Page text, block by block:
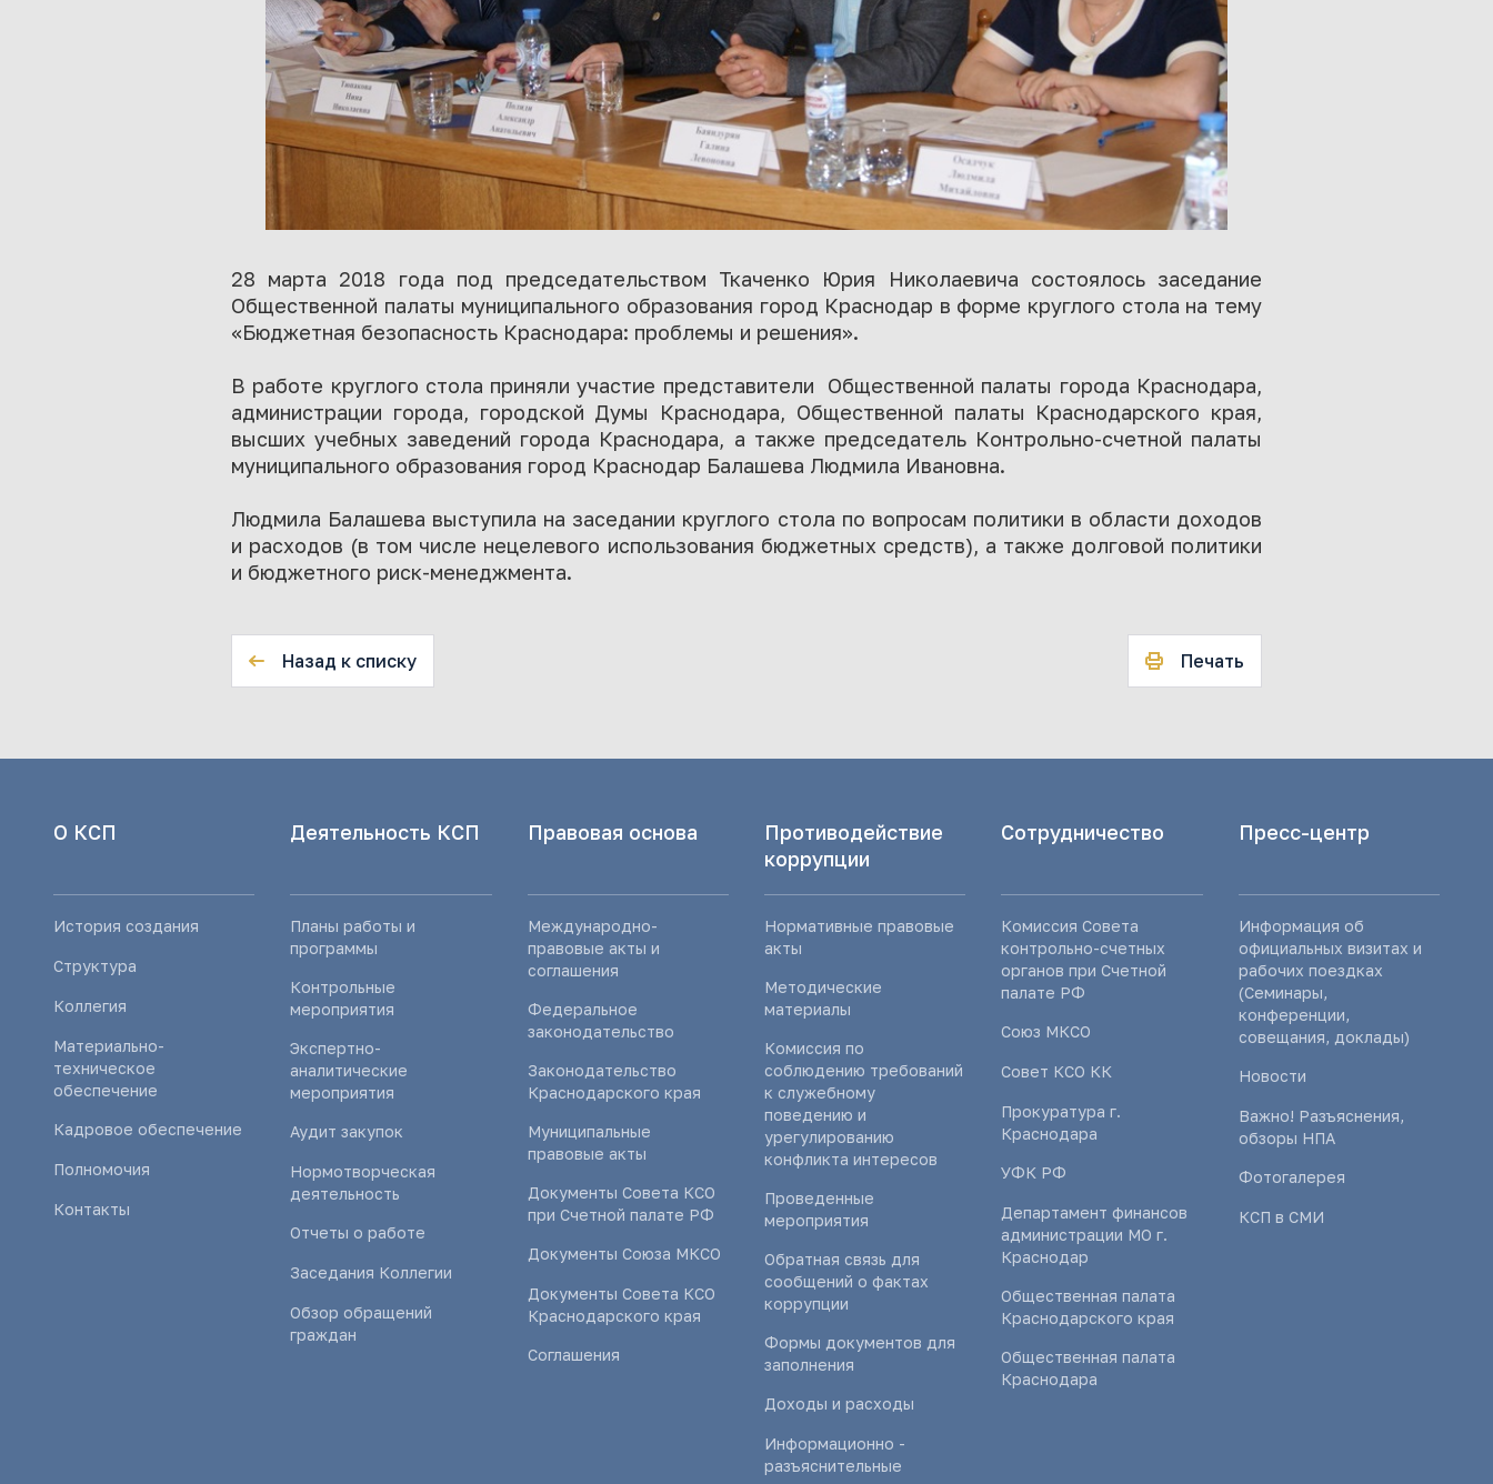
28 марта 2018 года под председательством Ткаченко Юрия Николаевича состоялось заседание
Общественной палаты муниципального образования город Краснодар в форме круглого стола на тему
«Бюджетная безопасность Краснодара: проблемы и решения».
В работе круглого стола приняли участие представители Общественной палаты города Краснодара,
администрации города, городской Думы Краснодара, Общественной палаты Краснодарского края,
высших учебных заведений города Краснодара, а также председатель Контрольно-счетной палаты
муниципального образования город Краснодар Балашева Людмила Ивановна.
Людмила Балашева выступила на заседании круглого стола по вопросам политики в области доходов
и расходов (в том числе нецелевого использования бюджетных средств), а также долговой политики
и бюджетного риск-менеджмента.
Назад к списку Печать
О КСП
История создания
Структура
Коллегия
Материально-
техническое
обеспечение
Кадровое обеспечение
Полномочия
Контакты
Деятельность КСП
Планы работы и
программы
Контрольные
мероприятия
Экспертно-
аналитические
мероприятия
Аудит закупок
Нормотворческая
деятельность
Отчеты о работе
Заседания Коллегии
Обзор обращений
граждан
Правовая основа
Международно-
правовые акты и
соглашения
Федеральное
законодательство
Законодательство
Краснодарского края
Муниципальные
правовые акты
Документы Совета КСО
при Счетной палате РФ
Документы Союза МКСО
Документы Совета КСО
Краснодарского края
Соглашения
Противодействие
коррупции
Нормативные правовые
акты
Методические
материалы
Комиссия по
соблюдению требований
к служебному
поведению и
урегулированию
конфликта интересов
Проведенные
мероприятия
Обратная связь для
сообщений о фактах
коррупции
Формы документов для
заполнения
Доходы и расходы
Информационно -
разъяснительные
Сотрудничество
Комиссия Совета
контрольно-счетных
органов при Счетной
палате РФ
Союз МКСО
Совет КСО КК
Прокуратура г.
Краснодара
УФК РФ
Департамент финансов
администрации МО г.
Краснодар
Общественная палата
Краснодарского края
Общественная палата
Краснодара
Пресс-центр
Информация об
официальных визитах и
рабочих поездках
(Семинары,
конференции,
совещания, доклады)
Новости
Важно! Разъяснения,
обзоры НПА
Фотогалерея
КСП в СМИ